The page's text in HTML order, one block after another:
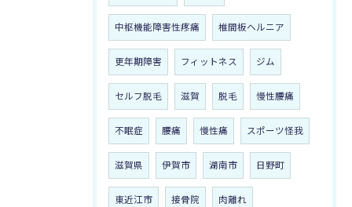
中枢機能障害性疼痛 椎間板ヘルニア
更年期障害 フィットネス ジム
セルフ脱毛 滋賀 脱毛 慢性腰痛
不眠症 腰痛 慢性痛 スポーツ怪我
滋賀県 伊賀市 湖南市 日野町
東近江市 接骨院 肉離れ